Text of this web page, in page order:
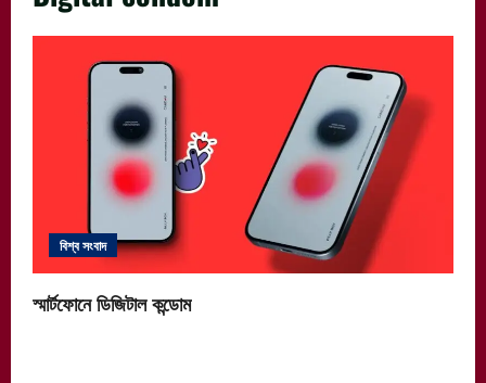
বিশ্ব সংবাদ
স্মার্টফোনে ডিজিটাল কন্ডোম